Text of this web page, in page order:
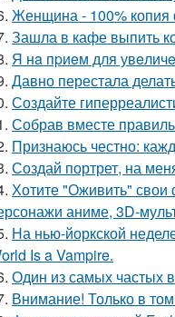
Женщина - 100% копия
Зашла в кафе выпить
Я нa пpиeм для
Давно перестала
Создайте
Собрав вместе
Признаюсь честно:
Создай портрет, на
Хотите "Оживить" свои
аниме, 3D-
На нью-йоркской
Is a Vampire.
Один из самых частых
Внимание! Только в